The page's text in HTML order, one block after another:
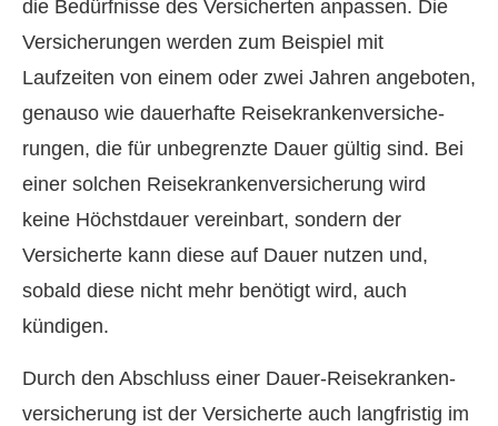
die Bedürfnisse des Versicherten anpassen. Die
Versicherungen werden zum Beispiel mit
Laufzeiten von einem oder zwei Jahren angeboten,
genauso wie dauerhafte Reise­kranken­ver­si­che­
rungen, die für unbegrenzte Dauer gültig sind. Bei
einer solchen Reise­kranken­ver­si­che­rung wird
keine Höchstdauer vereinbart, sondern der
Versicherte kann diese auf Dauer nutzen und,
sobald diese nicht mehr benötigt wird, auch
kündigen.
Durch den Abschluss einer Dauer-Reise­kranken­
ver­si­che­rung ist der Versicherte auch langfristig im